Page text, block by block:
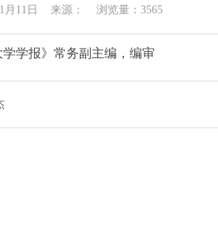
月11日 来源： 浏览量：3565
学学报》常务副主编，编审